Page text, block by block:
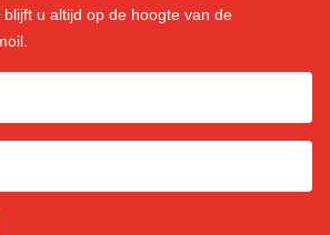
u altijd op de hoogte van de